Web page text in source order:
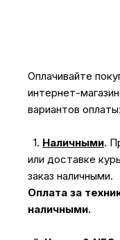
Оплачивайте
интернет-
вариантов оплаты:
1. Наличными.
или доставке
заказ наличными.
Оплата за
наличными.